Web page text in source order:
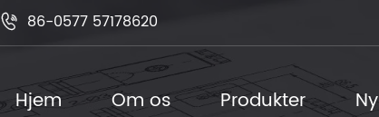
 86-0577 57178620
Hjem Om os Produkter